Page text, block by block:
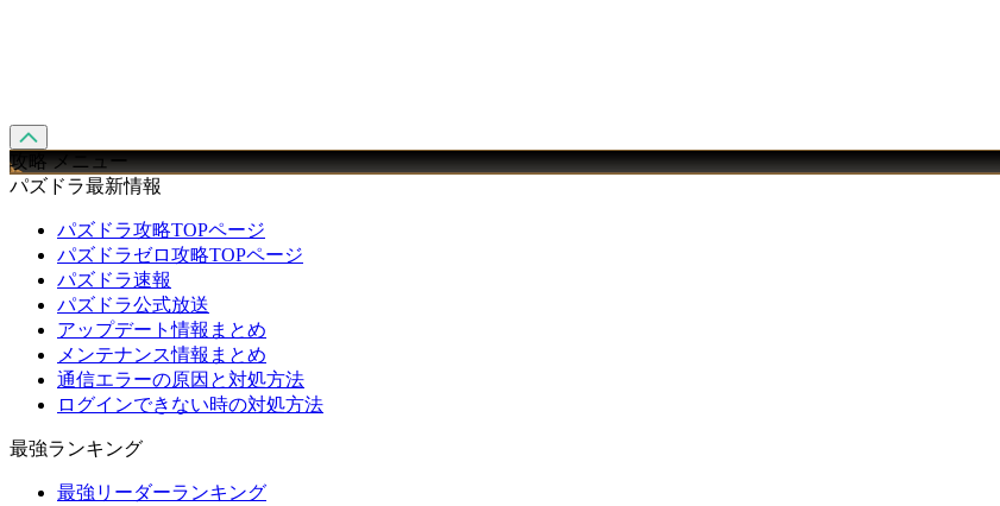
攻略 メニュー
パズドラ最新情報
パズドラ攻略TOPページ
パズドラゼロ攻略TOPページ
パズドラ速報
パズドラ公式放送
アップデート情報まとめ
メンテナンス情報まとめ
通信エラーの原因と対処方法
ログインできない時の対処方法
最強ランキング
最強リーダーランキング